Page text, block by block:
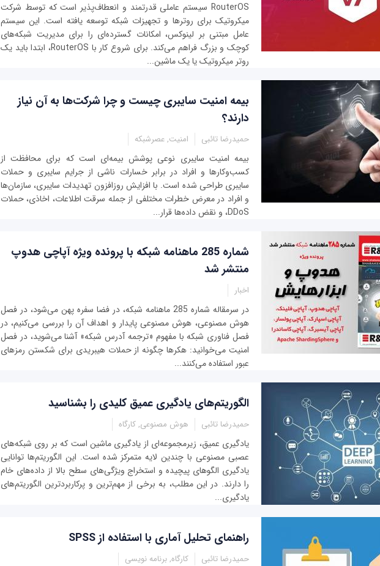
RouterOS سیستم عاملی قدرتمند و انعطاف‌پذیر است که توسط شرکت
میکروتیک برای روترها و تجهیزات شبکه توسعه یافته است. این سیستم
عامل مبتنی بر لینوکس، امکانات گسترده‌ای را برای مدیریت شبکه‌های
کوچک و بزرگ فراهم می‌کند. برای شروع کار با RouterOS، ابتدا باید یک
روتر میکروتیک یا یک ماشین...
بیمه امنیت سایبری چیست و چرا شرکت‌ها به آن نیاز
دارند؟
حمیدرضا تائبی امنیت, عصرشبکه
بیمه امنیت سایبری نوعی پوشش بیمه‌ای است که برای محافظت از
کسب‌وکارها و افراد در برابر خسارات ناشی از جرایم سایبری و حملات
سایبری طراحی شده است. با افزایش روزافزون تهدیدات سایبری، سازمان‌ها
و افراد در معرض خطرات مختلفی از جمله سرقت اطلاعات، اخاذی، حملات
DDoS، و نقض داده‌ها قرار...
شماره 285 ماهنامه شبکه با پرونده ویژه آپاچی هدوپ
منتشر شد
اخبار
در سرمقاله شماره 285 ماهنامه شبکه، در فضا سفره پهن می‌شود، در فصل
هوش مصنوعی، هوش مصنوعی پایدار و اهداف آن را بررسی می‌کنیم، در
فصل فناوری شبکه با مفهوم «ترجمه آدرس شبکه» آشنا می‌شوید، در فصل
امنیت می‌خوانید: هکرها چگونه از حملات هیبریدی برای شکستن رمز‌های
عبور استفاده می‌کنند...
الگوریتم‌های یادگیری عمیق کلیدی را بشناسید
حمیدرضا تائبی هوش مصنوعی, کارگاه
یادگیری عمیق، زیرمجموعه‌ای از یادگیری ماشین است که بر روی شبکه‌های
عصبی مصنوعی با چندین لایه متمرکز شده است. این الگوریتم‌ها توانایی
یادگیری الگوهای پیچیده و استخراج ویژگی‌های سطح بالا از داده‌های خام
را دارند. در این مطلب، به برخی از مهم‌ترین و پرکاربردترین الگوریتم‌های
یادگیری...
راهنمای تحلیل آماری با استفاده از SPSS
حمیدرضا تائبی کارگاه, برنامه نویسی